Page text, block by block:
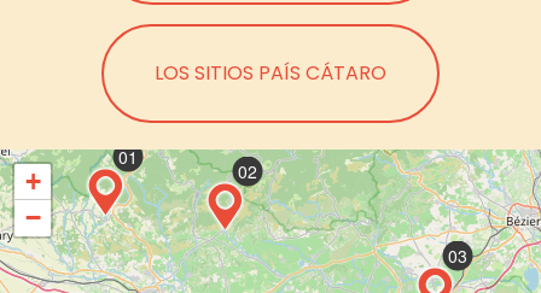
LOS SITIOS PAÍS CÁTARO
01
02
03
+
−